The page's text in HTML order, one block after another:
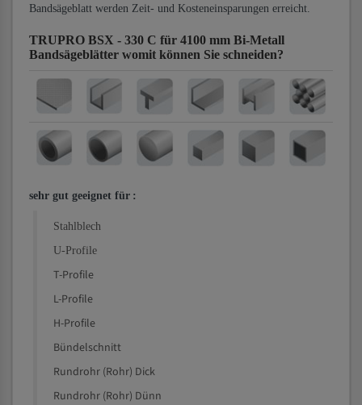
Bandsägeblatt werden Zeit- und Kosteneinsparungen erreicht.
TRUPRO BSX - 330 C für 4100 mm Bi-Metall
Bandsägeblätter womit können Sie schneiden?
sehr gut geeignet für :
Stahlblech
U-Profile
T-Profile
L-Profile
H-Profile
Bündelschnitt
Rundrohr (Rohr) Dick
Rundrohr (Rohr) Dünn